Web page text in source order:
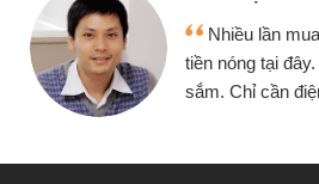
mình đều vay
lại tiếp tục mua
được